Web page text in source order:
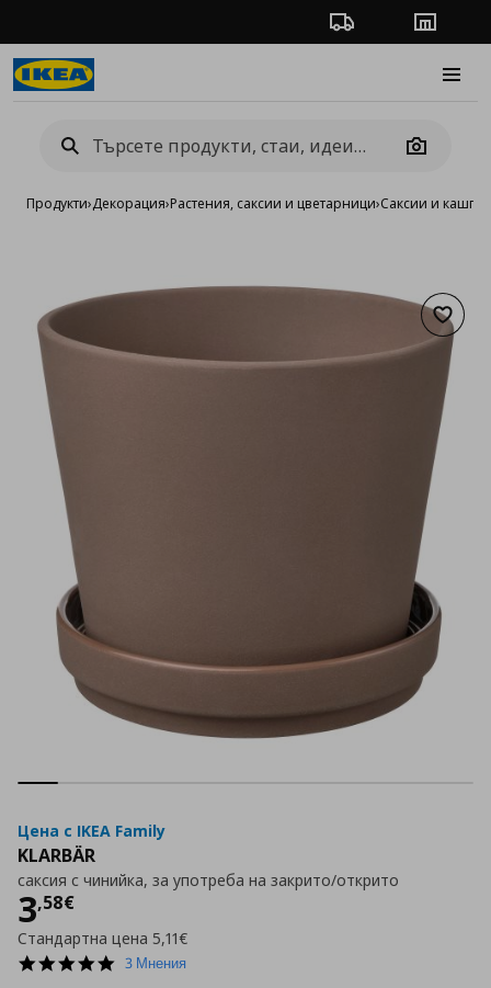
Проследяване на
Camera
Продукти›Декорация›Растения, саксии и цветарници›Саксии и кашпи
Цена с IKEA Family
KLARBÄR
саксия с чинийка, за употреба на закрито/открито
3,58€
Цена
Стандартна цена 5,11€
5.0
3 Мнения